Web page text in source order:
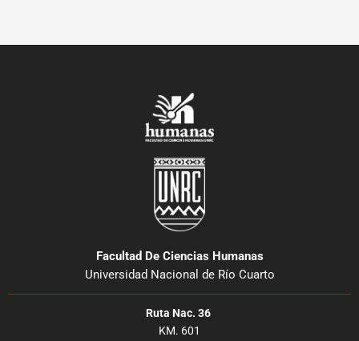
Facultad De Ciencias Humanas
Universidad Nacional de Río Cuarto
Ruta Nac. 36
KM. 601